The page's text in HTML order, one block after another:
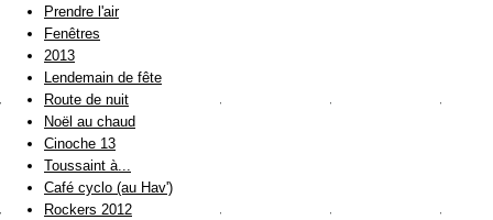
Prendre l'air
Fenêtres
2013
Lendemain de fête
Route de nuit
Noël au chaud
Cinoche 13
Toussaint à...
Café cyclo (au Hav')
Rockers 2012